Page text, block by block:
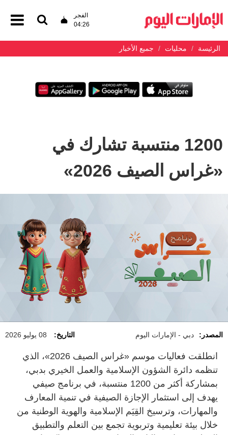
الفجر
04:26
الرئيسة محليات جميع الأخبار
1200 منتسبة تشارك في
«غراس الصيف 2026»
المصدر: دبي - الإمارات اليوم التاريخ: 08 يوليو 2026
انطلقت فعاليات موسم «غراس الصيف 2026»، الذي
تنظمه دائرة الشؤون الإسلامية والعمل الخيري بدبي،
بمشاركة أكثر من 1200 منتسبة، في برنامج صيفي
يهدف إلى استثمار الإجازة الصيفية في تنمية المعارف
والمهارات، وترسيخ القِيَم الإسلامية والهوية الوطنية من
خلال بيئة تعليمية وتربوية تجمع بين التعلم والتطبيق